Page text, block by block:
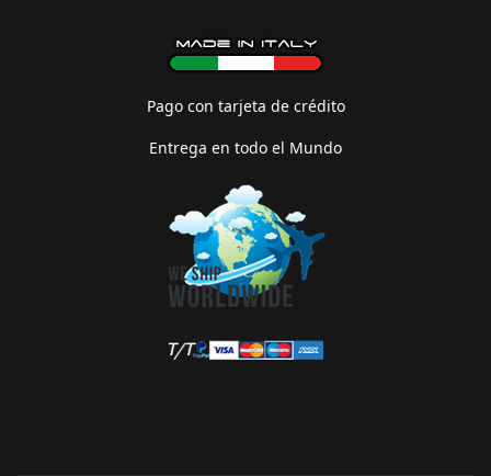
Pago con tarjeta de crédito
Entrega en todo el Mundo